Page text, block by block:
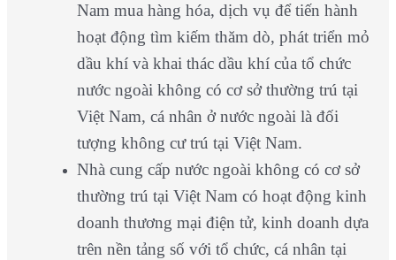
Nam mua hàng hóa, dịch vụ để tiến hành
hoạt động tìm kiếm thăm dò, phát triển mỏ
dầu khí và khai thác dầu khí của tổ chức
nước ngoài không có cơ sở thường trú tại
Việt Nam, cá nhân ở nước ngoài là đối
tượng không cư trú tại Việt Nam.
Nhà cung cấp nước ngoài không có cơ sở
thường trú tại Việt Nam có hoạt động kinh
doanh thương mại điện tử, kinh doanh dựa
trên nền tảng số với tổ chức, cá nhân tại